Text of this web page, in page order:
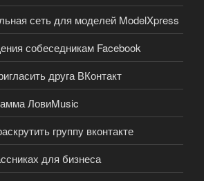
сеть для моделей ModelXpress
собеседникам Facebook
друга ВКонтакт
ЛовиMusic
группу вконтакте
для бизнеса